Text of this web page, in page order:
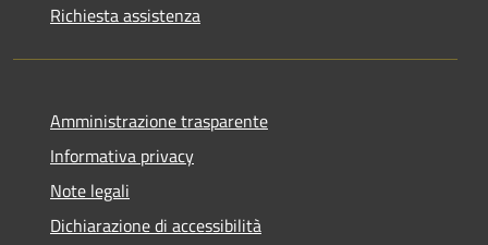
Richiesta assistenza
Amministrazione trasparente
Informativa privacy
Note legali
Dichiarazione di accessibilità